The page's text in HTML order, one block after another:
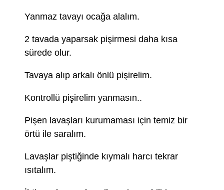
Yanmaz tavayı ocağa alalım.
2 tavada yaparsak pişirmesi daha kısa
sürede olur.
Tavaya alıp arkalı önlü pişirelim.
Kontrollü pişirelim yanmasın..
Pişen lavaşları kurumaması için temiz bir
örtü ile saralım.
Lavaşlar piştiğinde kıymalı harcı tekrar
ısıtalım.